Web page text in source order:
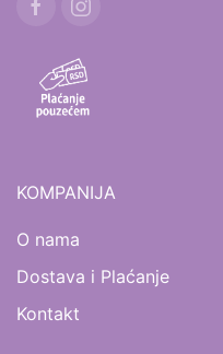
KOMPANIJA
O nama
Dostava i Plaćanje
Kontakt